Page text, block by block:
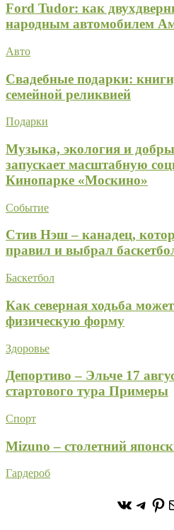
Ford Tudor: как
народным автомобилем
Авто
Свадебные подарки:
семейной реликвией
Подарки
Музыка, экология и
запускает масштабную
Кинопарке «Москино»
Событие
Стив Нэш – канадец,
правил и выбрал
Баскетбол
Как северная ходьба
физическую форму
Здоровье
Депортиво – Эльче 17
стартового тура Примеры
Спорт
Mizuno – столетний
Гардероб
https://